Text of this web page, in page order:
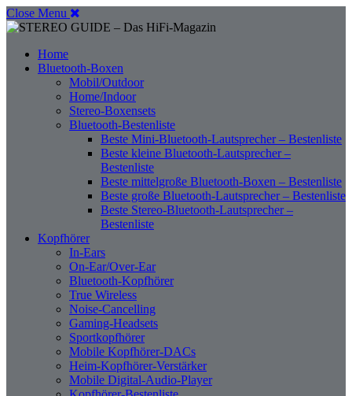
Close Menu
Home
Bluetooth-Boxen
Mobil/Outdoor
Home/Indoor
Stereo-Boxensets
Bluetooth-Bestenliste
Beste Mini-Bluetooth-Lautsprecher – Bestenliste
Beste kleine Bluetooth-Lautsprecher –
Bestenliste
Beste mittelgroße Bluetooth-Boxen – Bestenliste
Beste große Bluetooth-Lautsprecher – Bestenliste
Beste Stereo-Bluetooth-Lautsprecher –
Bestenliste
Kopfhörer
In-Ears
On-Ear/Over-Ear
Bluetooth-Kopfhörer
True Wireless
Noise-Cancelling
Gaming-Headsets
Sportkopfhörer
Mobile Kopfhörer-DACs
Heim-Kopfhörer-Verstärker
Mobile Digital-Audio-Player